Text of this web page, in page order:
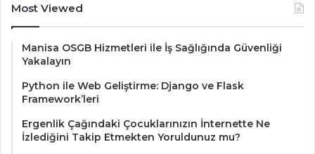
Most Viewed
Manisa OSGB Hizmetleri ile İş Sağlığında Güvenliği
Yakalayın
Python ile Web Geliştirme: Django ve Flask
Framework’leri
Ergenlik Çağındaki Çocuklarınızın İnternette Ne
İzlediğini Takip Etmekten Yoruldunuz mu?